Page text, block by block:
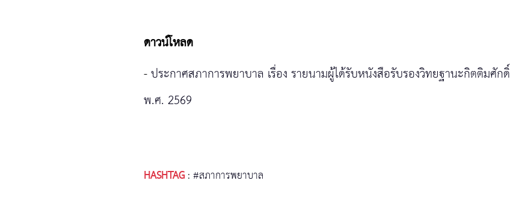
ดาวน์โหลด
-ประกาศสภาการพยาบาล เรื่อง รายนามผู้ได้รับหนังสือรับรองวิทยฐานะกิตติมศักดิ์
พ.ศ. 2569
HASHTAG:#สภาการพยาบาล